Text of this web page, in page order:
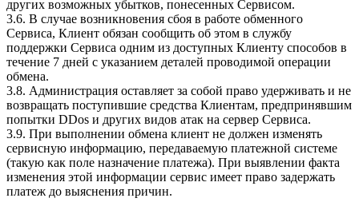
других возможных убытков, понесенных Сервисом.
3.6. В случае возникновения сбоя в работе обменного
Сервиса, Клиент обязан сообщить об этом в службу
поддержки Сервиса одним из доступных Клиенту способов в
течение 7 дней с указанием деталей проводимой операции
обмена.
3.8. Администрация оставляет за собой право удерживать и не
возвращать поступившие средства Клиентам, предпринявшим
попытки DDos и других видов атак на сервер Сервиса.
3.9. При выполнении обмена клиент не должен изменять
сервисную информацию, передаваемую платежной системе
(такую как поле назначение платежа). При выявлении факта
изменения этой информации сервис имеет право задержать
платеж до выяснения причин.